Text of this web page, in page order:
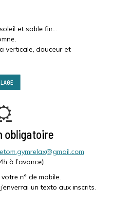
et sable fin…
verticale, douceur et
obligatoire
à l’avance)
n° de mobile.
un texto aux inscrits.